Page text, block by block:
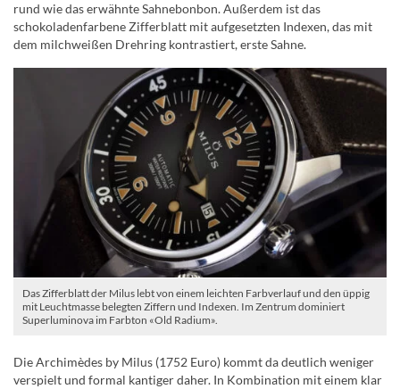
rund wie das erwähnte Sahnebonbon. Außerdem ist das
schokoladenfarbene Zifferblatt mit aufgesetzten Indexen, das mit
dem milchweißen Drehring kontrastiert, erste Sahne.
Das Zifferblatt der Milus lebt von einem leichten Farbverlauf und den üppig
mit Leuchtmasse belegten Ziffern und Indexen. Im Zentrum dominiert
Superluminova im Farbton «Old Radium».
Die Archimèdes by Milus (1752 Euro) kommt da deutlich weniger
verspielt und formal kantiger daher. In Kombination mit einem klar